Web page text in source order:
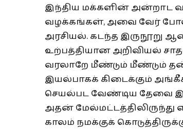
இந்திய மக்களின் அன்றாட
வழக்கங்கள், அவை வேர் போல
அரசியல். கடந்த இருநூறு
உற்பத்தியான அறிவியல்
வரலாறே மீண்டும் மீண்டும்
இயல்பாகக் கிடைக்கும்
செயல்பட வேண்டிய தேவை
அதன் மேல்மட்டத்திலிருந்து
காலம் நமக்குக்